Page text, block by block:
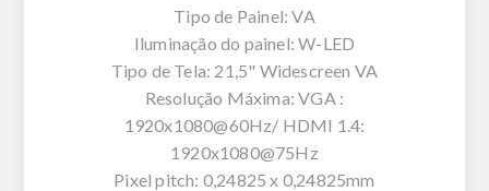
Tipo de Painel: VA
Iluminação do painel: W-LED
Tipo de Tela: 21,5" Widescreen VA
Resolução Máxima: VGA :
1920x1080@60Hz/ HDMI 1.4:
1920x1080@75Hz
Pixel pitch: 0,24825 x 0,24825mm